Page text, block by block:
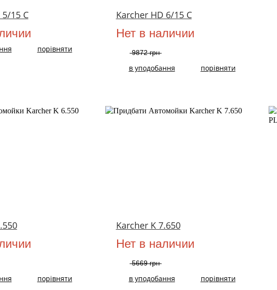
15 C
порівняти
Karcher HD 6/15 C
Нет в наличии
9872 грн
в уподобання порівняти
порівняти
Karcher K 7.650
Нет в наличии
5669 грн
в уподобання порівняти